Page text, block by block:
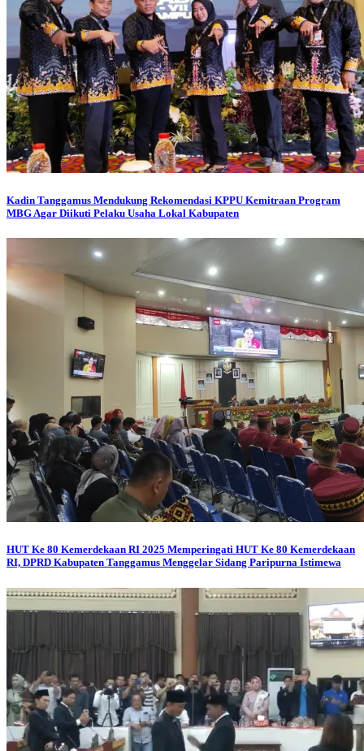
Kadin Tanggamus Mendukung Rekomendasi KPPU Kemitraan Program
MBG Agar Diikuti Pelaku Usaha Lokal Kabupaten
HUT Ke 80 Kemerdekaan RI 2025 Memperingati HUT Ke 80 Kemerdekaan
RI, DPRD Kabupaten Tanggamus Menggelar Sidang Paripurna Istimewa